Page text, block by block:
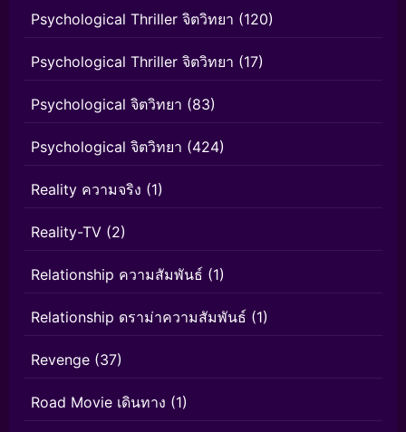
Psychological Thriller จิตวิทยา (120)
Psychological Thriller จิตวิทยา (17)
Psychological จิตวิทยา (83)
Psychological จิตวิทยา (424)
Reality ความจริง (1)
Reality-TV (2)
Relationship ความสัมพันธ์ (1)
Relationship ดราม่าความสัมพันธ์ (1)
Revenge (37)
Road Movie เดินทาง (1)